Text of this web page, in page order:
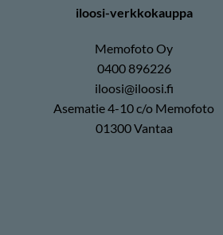
iloosi-verkkokauppa
Memofoto Oy
0400 896226
iloosi@iloosi.fi
Asematie 4-10 c/o Memofoto
01300 Vantaa